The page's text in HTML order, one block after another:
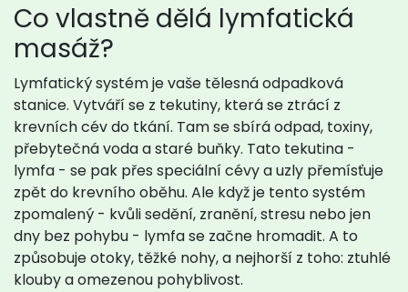
Co vlastně dělá lymfatická
masáž?
Lymfatický systém je vaše tělesná odpadková
stanice. Vytváří se z tekutiny, která se ztrácí z
krevních cév do tkání. Tam se sbírá odpad, toxiny,
přebytečná voda a staré buňky. Tato tekutina -
lymfa - se pak přes speciální cévy a uzly přemísťuje
zpět do krevního oběhu. Ale když je tento systém
zpomalený - kvůli sedění, zranění, stresu nebo jen
dny bez pohybu - lymfa se začne hromadit. A to
způsobuje otoky, těžké nohy, a nejhorší z toho: ztuhlé
klouby a omezenou pohyblivost.